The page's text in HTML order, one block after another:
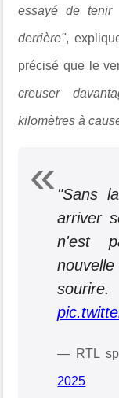
essayé de
derrière",
précisé que le
creuser
kilomètres à
"Sans
arriver
n'est
— RTL
2025